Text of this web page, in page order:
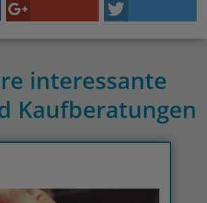
interessante
Kaufberatungen